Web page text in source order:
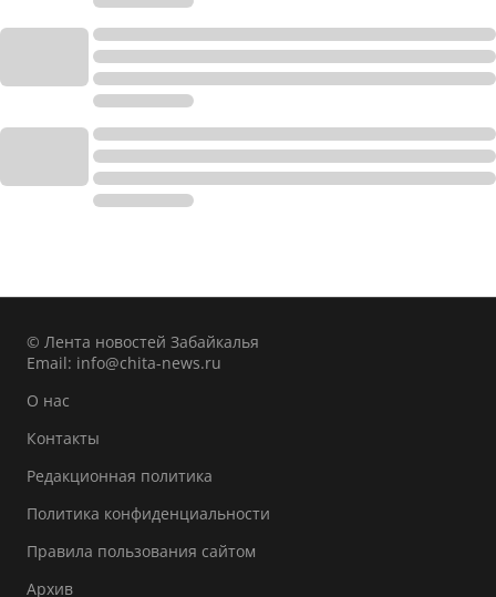
© Лента новостей Забайкалья
Email: info@chita-news.ru
О нас
Контакты
Редакционная политика
Политика конфиденциальности
Правила пользования сайтом
Архив